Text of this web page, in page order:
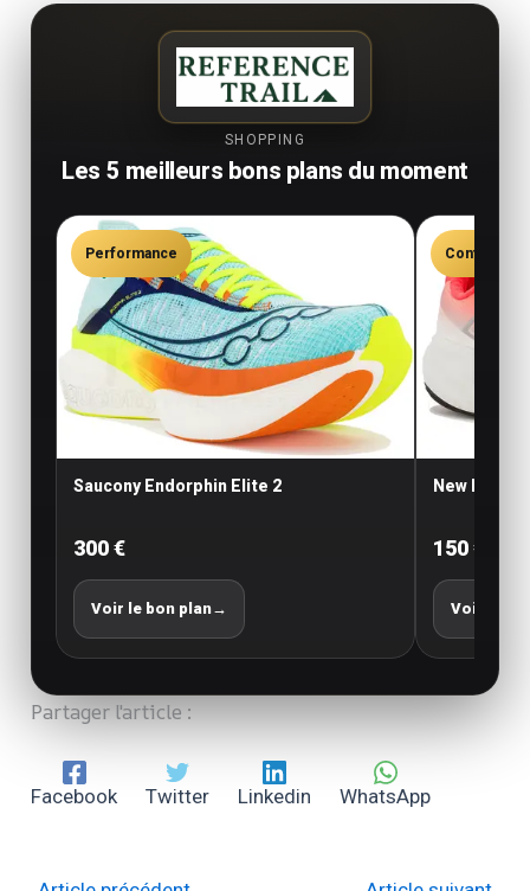
SHOPPING
Les 5 meilleurs bons plans du moment
Performance
Saucony Endorphin Elite 2
300 €
Voir le bon plan→
Confort
New
150 €
Voir le
Partager l'article :
Facebook Twitter Linkedin WhatsApp